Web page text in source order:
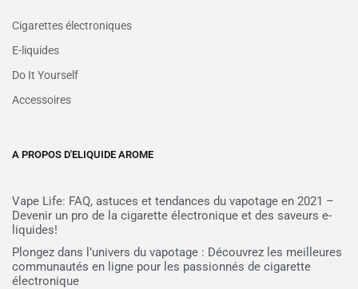
Cigarettes électroniques
E-liquides
Do It Yourself
Accessoires
A PROPOS D'ELIQUIDE AROME
Vape Life: FAQ, astuces et tendances du vapotage en 2021 –
Devenir un pro de la cigarette électronique et des saveurs e-
liquides!
Plongez dans l’univers du vapotage : Découvrez les meilleures
communautés en ligne pour les passionnés de cigarette
électronique